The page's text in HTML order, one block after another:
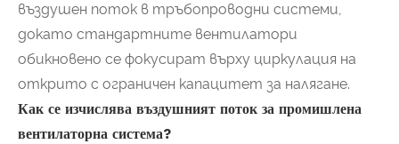
въздушен поток в тръбопроводни системи,
докато стандартните вентилатори
обикновено се фокусират върху циркулация на
открито с ограничен капацитет за налягане.
Как се изчислява въздушният поток за промишлена
вентилаторна система?